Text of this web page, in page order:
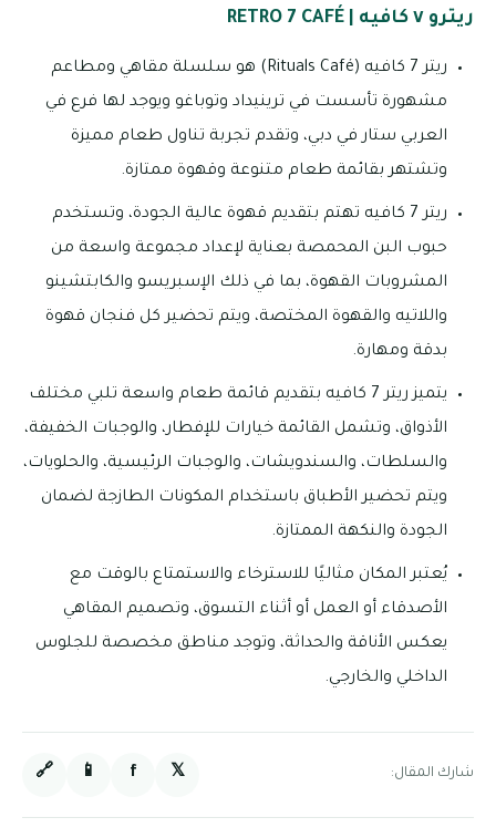
ريترو ٧ كافيه | RETRO 7 CAFÉ
ريتر 7 كافيه (Rituals Café) هو سلسلة مقاهي ومطاعم
مشهورة تأسست في ترينيداد وتوباغو ويوجد لها فرع في
العربي ستار في دبي، وتقدم تجربة تناول طعام مميزة
وتشتهر بقائمة طعام متنوعة وقهوة ممتازة.
ريتر 7 كافيه تهتم بتقديم قهوة عالية الجودة، وتستخدم
حبوب البن المحمصة بعناية لإعداد مجموعة واسعة من
المشروبات القهوة، بما في ذلك الإسبريسو والكابتشينو
واللاتيه والقهوة المختصة، ويتم تحضير كل فنجان قهوة
بدقة ومهارة.
يتميز ريتر 7 كافيه بتقديم قائمة طعام واسعة تلبي مختلف
الأذواق، وتشمل القائمة خيارات للإفطار، والوجبات الخفيفة،
والسلطات، والسندويشات، والوجبات الرئيسية، والحلويات،
ويتم تحضير الأطباق باستخدام المكونات الطازجة لضمان
الجودة والنكهة الممتازة.
يُعتبر المكان مثاليًا للاسترخاء والاستمتاع بالوقت مع
الأصدقاء أو العمل أو أثناء التسوق، وتصميم المقاهي
يعكس الأناقة والحداثة، وتوجد مناطق مخصصة للجلوس
الداخلي والخارجي.
شارك المقال: 𝕏
f
📱
🔗